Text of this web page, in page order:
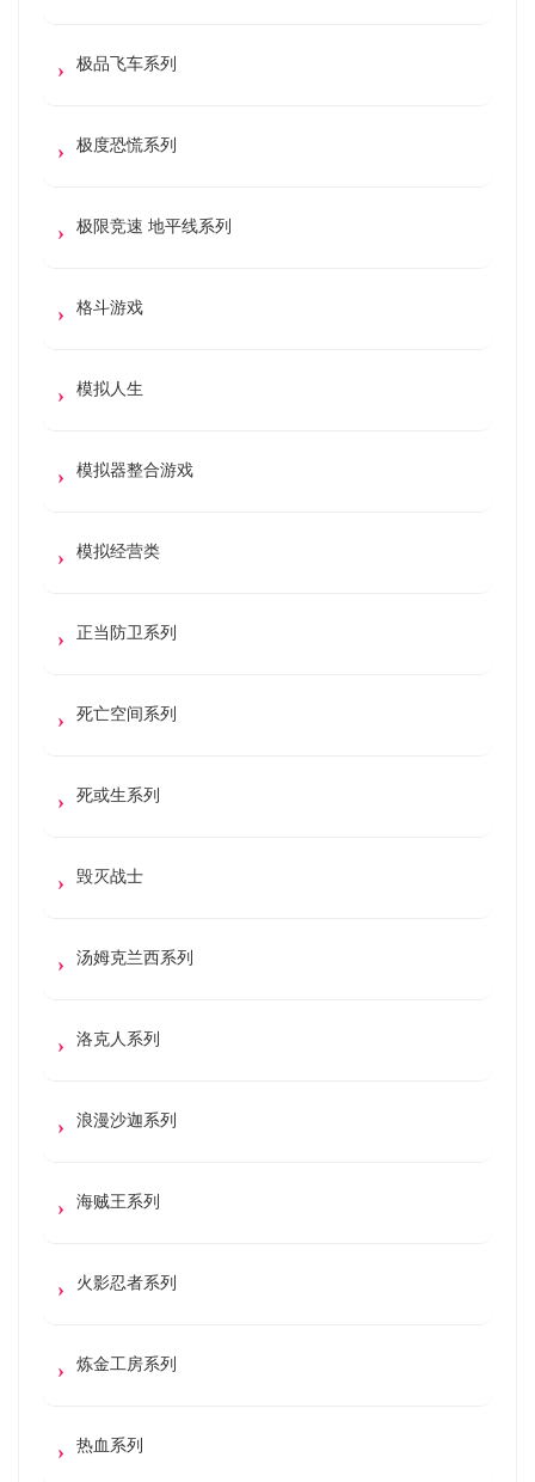
极品飞车系列
极度恐慌系列
极限竞速 地平线系列
格斗游戏
模拟人生
模拟器整合游戏
模拟经营类
正当防卫系列
死亡空间系列
死或生系列
毁灭战士
汤姆克兰西系列
洛克人系列
浪漫沙迦系列
海贼王系列
火影忍者系列
炼金工房系列
热血系列